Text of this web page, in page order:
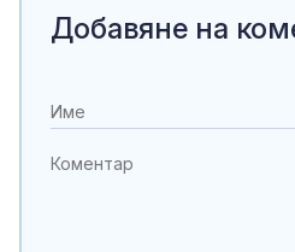
Добавяне на